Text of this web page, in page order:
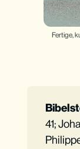
Fertige,
41;